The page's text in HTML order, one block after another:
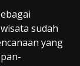
sudah
yang